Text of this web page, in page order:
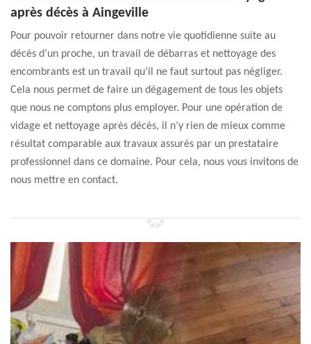
après décès à Aingeville
Pour pouvoir retourner dans notre vie quotidienne suite au
décès d’un proche, un travail de débarras et nettoyage des
encombrants est un travail qu’il ne faut surtout pas négliger.
Cela nous permet de faire un dégagement de tous les objets
que nous ne comptons plus employer. Pour une opération de
vidage et nettoyage après décès, il n’y rien de mieux comme
résultat comparable aux travaux assurés par un prestataire
professionnel dans ce domaine. Pour cela, nous vous invitons de
nous mettre en contact.